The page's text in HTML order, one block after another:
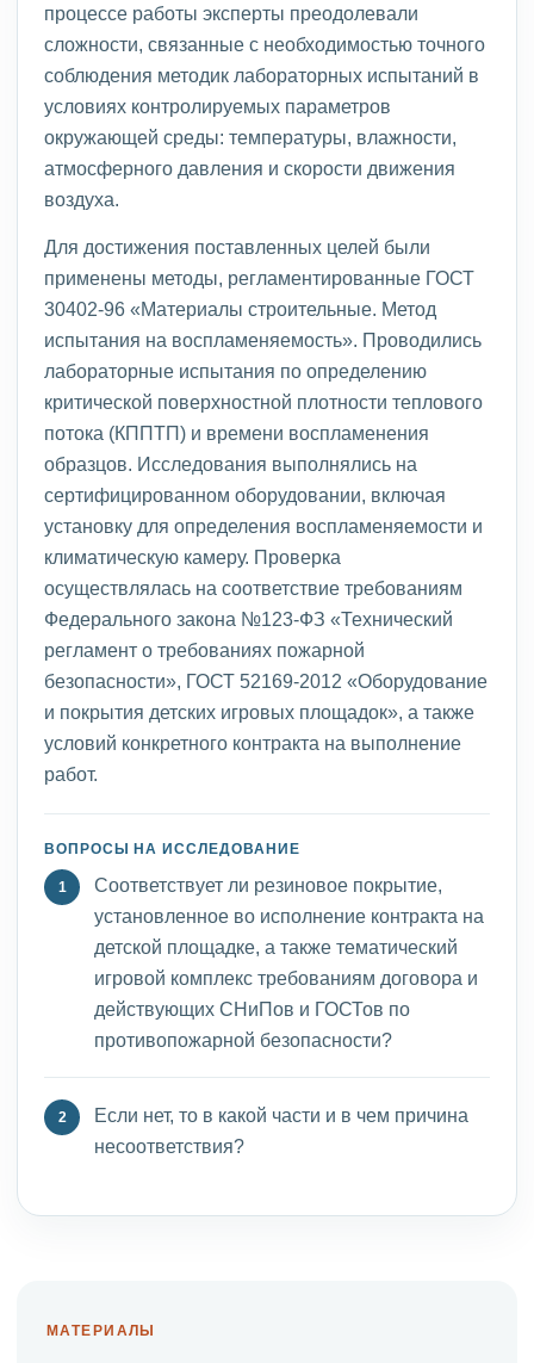
процессе работы эксперты преодолевали
сложности, связанные с необходимостью точного
соблюдения методик лабораторных испытаний в
условиях контролируемых параметров
окружающей среды: температуры, влажности,
атмосферного давления и скорости движения
воздуха.
Для достижения поставленных целей были
применены методы, регламентированные ГОСТ
30402-96 «Материалы строительные. Метод
испытания на воспламеняемость». Проводились
лабораторные испытания по определению
критической поверхностной плотности теплового
потока (КППТП) и времени воспламенения
образцов. Исследования выполнялись на
сертифицированном оборудовании, включая
установку для определения воспламеняемости и
климатическую камеру. Проверка
осуществлялась на соответствие требованиям
Федерального закона №123-ФЗ «Технический
регламент о требованиях пожарной
безопасности», ГОСТ 52169-2012 «Оборудование
и покрытия детских игровых площадок», а также
условий конкретного контракта на выполнение
работ.
ВОПРОСЫ НА ИССЛЕДОВАНИЕ
Соответствует ли резиновое покрытие,
установленное во исполнение контракта на
детской площадке, а также тематический
игровой комплекс требованиям договора и
действующих СНиПов и ГОСТов по
противопожарной безопасности?
Если нет, то в какой части и в чем причина
несоответствия?
МАТЕРИАЛЫ